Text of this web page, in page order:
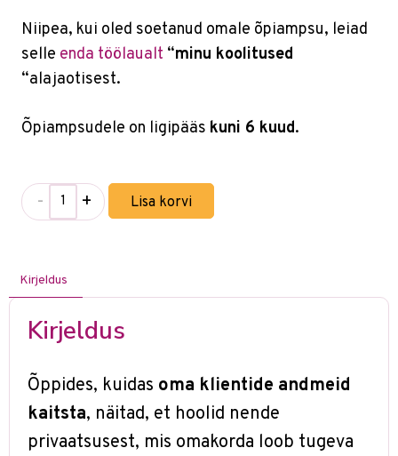
Niipea, kui oled soetanud omale õpiampsu, leiad
selle enda töölaualt “minu koolitused
“alajaotisest.
Õpiampsudele on ligipääs kuni 6 kuud.
- + Lisa korvi
Kirjeldus
Kirjeldus
Õppides, kuidas oma klientide andmeid
kaitsta, näitad, et hoolid nende
privaatsusest, mis omakorda loob tugeva